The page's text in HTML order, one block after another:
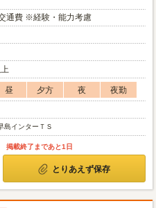
通費 ※経験・能力考慮
昼 夕方 夜
夜勤
島インターＴＳ
掲載終了まであと1日
とりあえず保存